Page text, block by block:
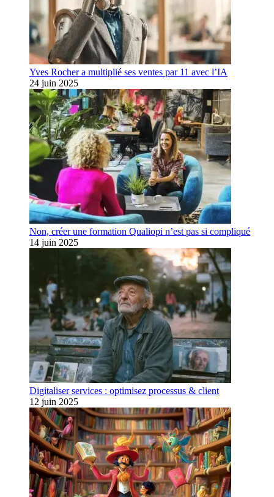
Yves Rocher a multiplié ses ventes par 11 avec l’IA
24 juin 2025
Non, créer une formation Qualiopi n’est pas si compliqué
14 juin 2025
Digitaliser services : optimisez processus & client
12 juin 2025